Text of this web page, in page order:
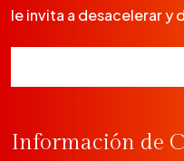
le invita a desacelerar y
Información de